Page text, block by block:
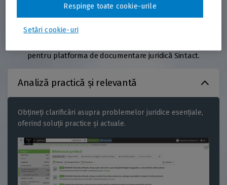
Comentariile practice de la Wolters Kluwer oferă o analiză
experți de renume pentru a sprijini profesioniștii să ia decizii
pentru platforma de documentare juridică Sintact.
Analiză practică și relevantă
Obțineți clarificări asupra problemelor juridice esențiale,
oferind soluții practice și actuale.
Setări cookie-uri
Respinge toate cookie-urile